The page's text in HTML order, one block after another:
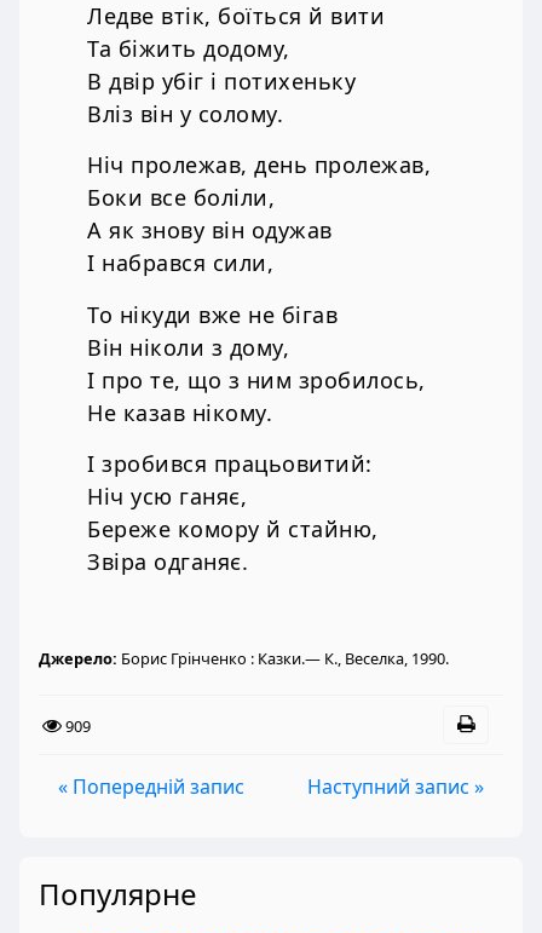
Ледве втік, боїться й вити
Та біжить додому,
В двір убіг і потихеньку
Вліз він у солому.
Ніч пролежав, день пролежав,
Боки все боліли,
А як знову він одужав
І набрався сили,
То нікуди вже не бігав
Він ніколи з дому,
І про те, що з ним зробилось,
Не казав нікому.
І зробився працьовитий:
Ніч усю ганяє,
Береже комору й стайню,
Звіра одганяє.
Джерело: Борис Грінченко : Казки.— К., Веселка, 1990.
909
« Попередній запис Наступний запис »
Популярне